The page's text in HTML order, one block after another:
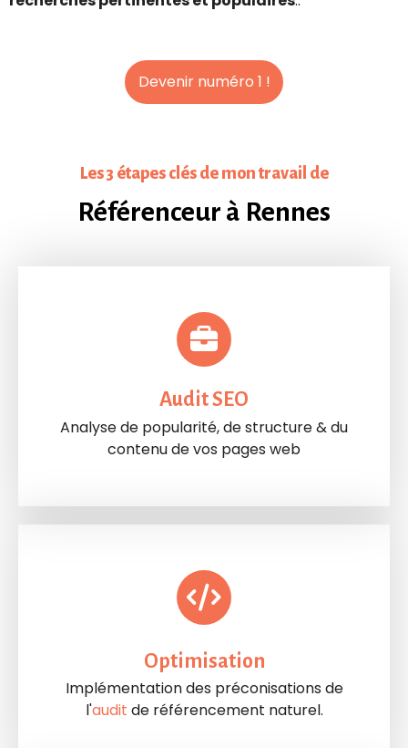
Devenir numéro 1 !
Devenir numéro 1 !
Les 3 étapes clés de mon travail de
Référenceur à Rennes
Audit SEO
Analyse de popularité, de structure & du
contenu de vos pages web
Optimisation
Implémentation des préconisations de
l'audit de référencement naturel.